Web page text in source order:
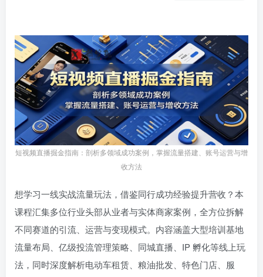
短视频直播掘金指南：剖析多领域成功案例，掌握流量搭建、账号运营与增
收方法
想学习一线实战流量玩法，借鉴同行成功经验提升营收？本
课程汇集多位行业头部从业者与实体商家案例，全方位拆解
不同赛道的引流、运营与变现模式。内容涵盖大型培训基地
流量布局、亿级投流管理策略、同城直播、IP 孵化等线上玩
法，同时深度解析电动车租赁、粮油批发、特色门店、服